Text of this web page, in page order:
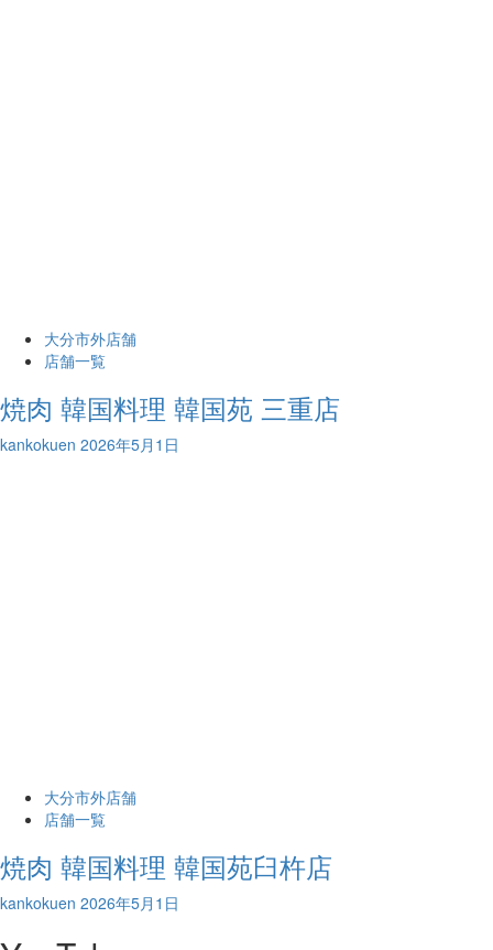
大分市外店舗
店舗一覧
焼肉 韓国料理 韓国苑 三重店
kankokuen 2026年5月1日
大分市外店舗
店舗一覧
焼肉 韓国料理 韓国苑臼杵店
kankokuen 2026年5月1日